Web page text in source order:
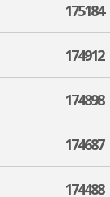
175184
174912
174898
174687
174488